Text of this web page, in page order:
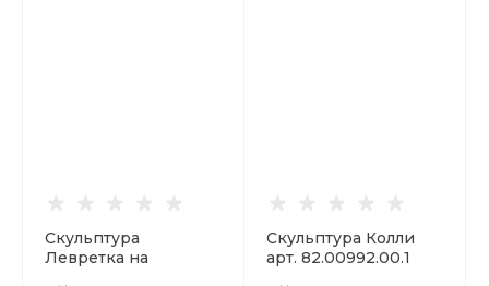
Скульптура
Левретка на
Скульптура Колли
арт. 82.00992.00.1